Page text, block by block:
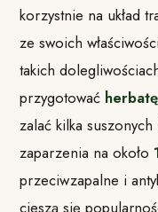
korzystnie na układ
ze swoich
takich
przygotować
zalać kilka
zaparzenia na około
przeciwzapalne i